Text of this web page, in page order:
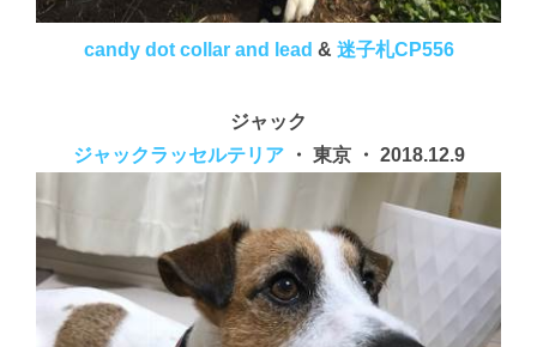
candy dot collar and lead & 迷子札CP556
ジャック
ジャックラッセルテリア・ 東京 ・ 2018.12.9